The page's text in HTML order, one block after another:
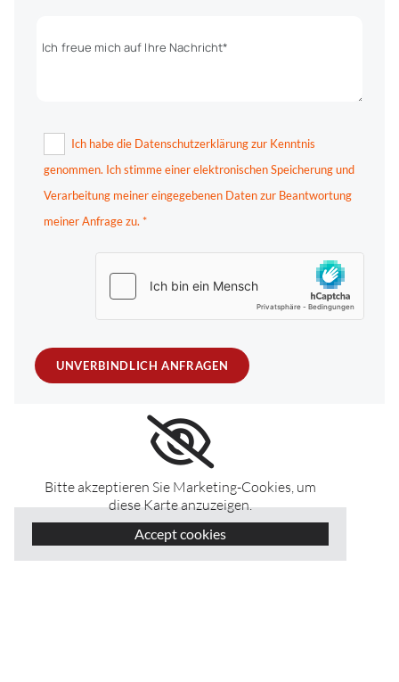
Ich habe die Datenschutzerklärung zur Kenntnis
genommen. Ich stimme einer elektronischen Speicherung und
Verarbeitung meiner eingegebenen Daten zur Beantwortung
meiner Anfrage zu. *
Bitte akzeptieren Sie Marketing-Cookies, um
diese Karte anzuzeigen.
Accept cookies